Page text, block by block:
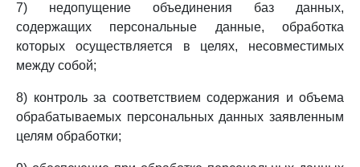
7) недопущение объединения баз данных,
содержащих персональные данные, обработка
которых осуществляется в целях, несовместимых
между собой;
8) контроль за соответствием содержания и объема
обрабатываемых персональных данных заявленным
целям обработки;